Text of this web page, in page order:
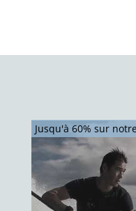
Jusqu'à 60% sur